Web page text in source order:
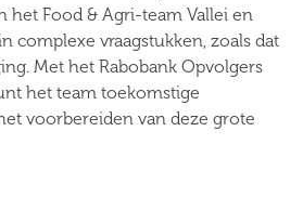
het Food & Agri-team Vallei en
complexe vraagstukken, zoals dat
Met het Rabobank Opvolgers
het team toekomstige
voorbereiden van deze grote